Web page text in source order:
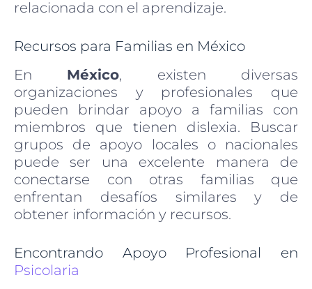
relacionada con el aprendizaje.
Recursos para Familias en México
En México, existen diversas
organizaciones y profesionales que
pueden brindar apoyo a familias con
miembros que tienen dislexia. Buscar
grupos de apoyo locales o nacionales
puede ser una excelente manera de
conectarse con otras familias que
enfrentan desafíos similares y de
obtener información y recursos.
Encontrando Apoyo Profesional en
Psicolaria